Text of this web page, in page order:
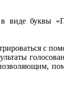
в виде буквы
с